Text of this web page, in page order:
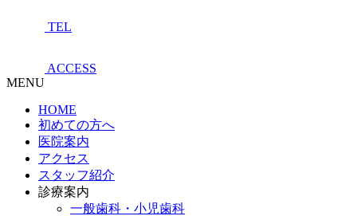
TEL
ACCESS
MENU
HOME
初めての方へ
医院案内
アクセス
スタッフ紹介
診療案内
一般歯科・小児歯科